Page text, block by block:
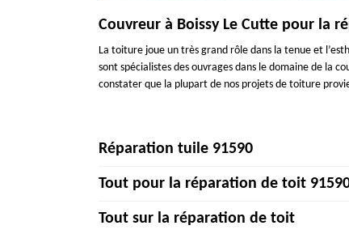
Couvreur à Boissy Le Cutte pour la
La toiture joue un très grand rôle dans la tenue et
sont spécialistes des ouvrages dans le domaine de la
constater que la plupart de nos projets de toiture
Réparation tuile 91590
Si vous avez des tuiles cassées ou abîmées sur
Couverture Becker est à votre service. À l’écoute de
Tout pour la réparation de toit
Si le système de votre toiture est bien approprié, il
Tout sur la réparation de toit